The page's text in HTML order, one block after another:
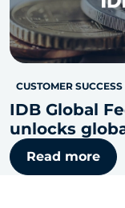
CUSTOMER
IDB Global
unlocks
Read more